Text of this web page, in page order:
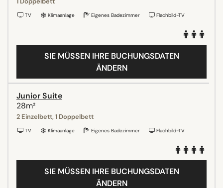
TV Klimaanlage Eigenes Badezimmer Flachbild-TV
SIE MÜSSEN IHRE BUCHUNGSDATEN
ÄNDERN
Junior Suite
28m²
2 Einzelbett, 1 Doppelbett
TV Klimaanlage Eigenes Badezimmer Flachbild-TV
SIE MÜSSEN IHRE BUCHUNGSDATEN
ÄNDERN